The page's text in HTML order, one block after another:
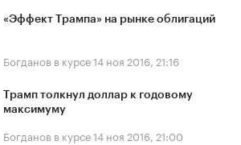
«Эффект Трампа» на рынке облигаций
Богданов в курсе14 ноя 2016, 21:16
Трамп толкнул доллар к годовому
максимуму
Богданов в курсе14 ноя 2016, 21:00